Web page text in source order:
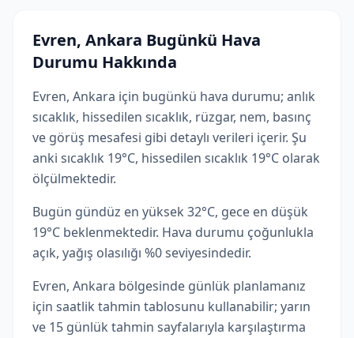
Evren, Ankara Bugünkü Hava
Durumu Hakkında
Evren, Ankara için bugünkü hava durumu; anlık
sıcaklık, hissedilen sıcaklık, rüzgar, nem, basınç
ve görüş mesafesi gibi detaylı verileri içerir. Şu
anki sıcaklık 19°C, hissedilen sıcaklık 19°C olarak
ölçülmektedir.
Bugün gündüz en yüksek 32°C, gece en düşük
19°C beklenmektedir. Hava durumu çoğunlukla
açık, yağış olasılığı %0 seviyesindedir.
Evren, Ankara bölgesinde günlük planlamanız
için saatlik tahmin tablosunu kullanabilir; yarın
ve 15 günlük tahmin sayfalarıyla karşılaştırma